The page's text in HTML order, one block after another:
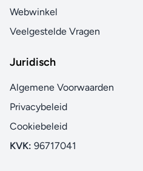
Webwinkel
Veelgestelde Vragen
Juridisch
Algemene Voorwaarden
Privacybeleid
Cookiebeleid
KVK: 96717041